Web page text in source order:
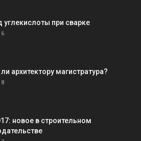
углекислоты при сварке
архитектору магистратура?
новое в строительном